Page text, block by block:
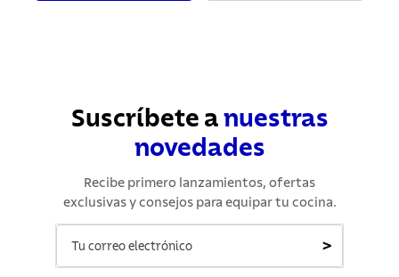
Suscríbete a nuestras
novedades
Recibe primero lanzamientos, ofertas
exclusivas y consejos para equipar tu cocina.
>